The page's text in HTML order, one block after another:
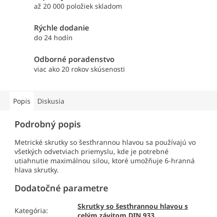
až 20 000 položiek skladom
Rýchle dodanie
do 24 hodín
Odborné poradenstvo
viac ako 20 rokov skúsenosti
Popis Diskusia
Podrobný popis
Metrické skrutky so šesťhrannou hlavou sa používajú vo
všetkých odvetviach priemyslu, kde je potrebné
utiahnutie maximálnou silou, ktoré umožňuje 6-hranná
hlava skrutky.
Dodatočné parametre
Kategória:
Skrutky so šesťhrannou hlavou s